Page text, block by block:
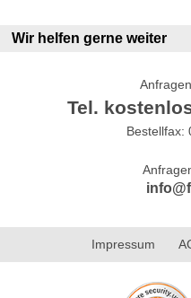
Wir helfen gerne weiter
Tel.
Bestellfax:
Impressum